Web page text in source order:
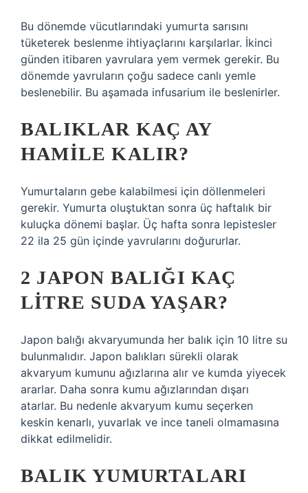
Bu dönemde vücutlarındaki yumurta sarısını
tüketerek beslenme ihtiyaçlarını karşılarlar. İkinci
günden itibaren yavrulara yem vermek gerekir. Bu
dönemde yavruların çoğu sadece canlı yemle
beslenebilir. Bu aşamada infusarium ile beslenirler.
BALIKLAR KAÇ AY
HAMILE KALIR?
Yumurtaların gebe kalabilmesi için döllenmeleri
gerekir. Yumurta oluştuktan sonra üç haftalık bir
kuluçka dönemi başlar. Üç hafta sonra lepistesler
22 ila 25 gün içinde yavrularını doğururlar.
2 JAPON BALIĞI KAÇ
LITRE SUDA YAŞAR?
Japon balığı akvaryumunda her balık için 10 litre su
bulunmalıdır. Japon balıkları sürekli olarak
akvaryum kumunu ağızlarına alır ve kumda yiyecek
ararlar. Daha sonra kumu ağızlarından dışarı
atarlar. Bu nedenle akvaryum kumu seçerken
keskin kenarlı, yuvarlak ve ince taneli olmamasına
dikkat edilmelidir.
BALIK YUMURTALARI